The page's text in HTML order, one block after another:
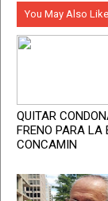
You May Also Like
QUITAR
FRENO PARA LA
CONCAMIN